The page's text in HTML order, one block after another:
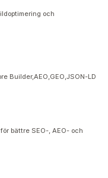
och
Builder,AEO,GEO,JSON-LD
bättre SEO-, AEO- och